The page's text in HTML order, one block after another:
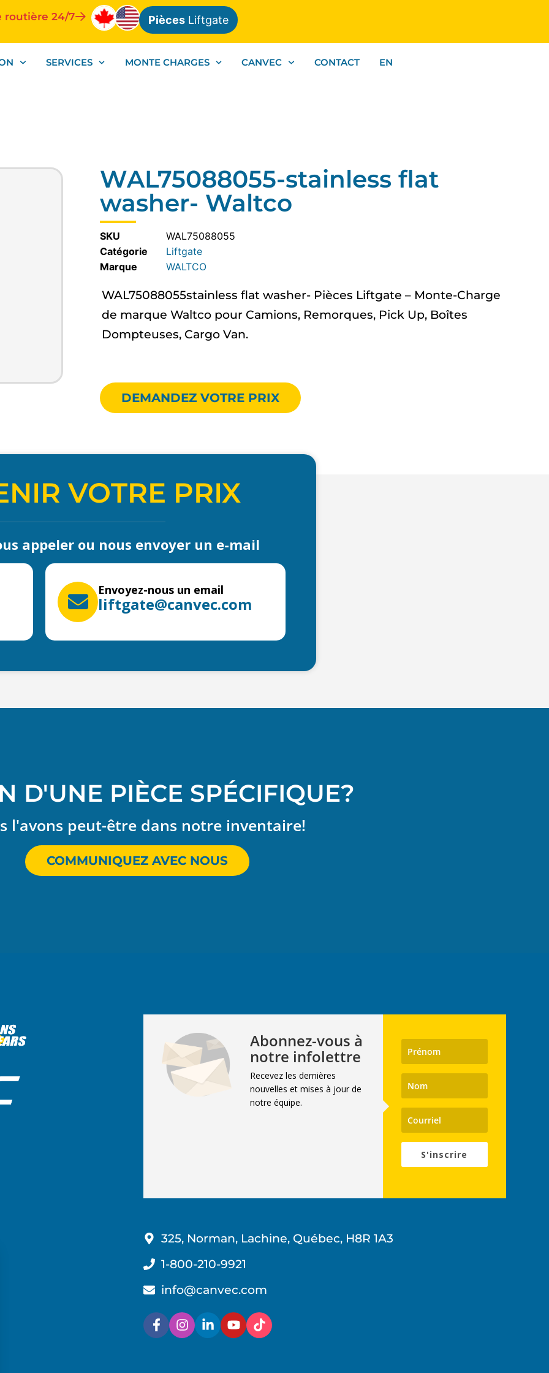
routière 24/7 Pièces Liftgate
SERVICES MONTE CHARGES CANVEC CONTACT EN
WAL75088055-stainless flat
washer- Waltco
SKU
WAL75088055
Catégorie
Liftgate
WALTCO
WAL75088055stainless flat washer- Pièces Liftgate – Monte-Charge
de marque Waltco pour Camions, Remorques, Pick Up, Boîtes
Dompteuses, Cargo Van.
DEMANDEZ VOTRE PRIX
VOTRE PRIX
appeler ou nous envoyer un e-mail
Envoyez-nous un email
liftgate@canvec.com
D'UNE PIÈCE SPÉCIFIQUE?
l'avons peut-être dans notre inventaire!
COMMUNIQUEZ AVEC NOUS
Abonnez-vous à
notre infolettre
Recevez les dernières
nouvelles et mises à jour de
notre équipe.
S'inscrire
325, Norman, Lachine, Québec, H8R 1A3
1-800-210-9921
info@canvec.com